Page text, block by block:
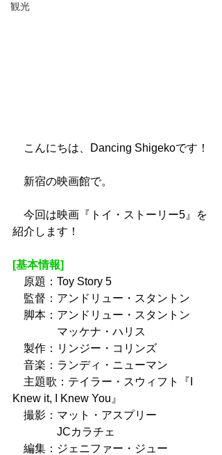
観光
こんにちは、Dancing Shigekoです！
新宿の映画館で。
今回は映画『トイ・ストーリー5』を
紹介します！
[基本情報]
原題：Toy Story 5
監督：アンドリュー・スタントン
脚本：アンドリュー・スタントン
マッケナ・ハリス
製作：リンジー・コリンズ
音楽：ランディ・ニューマン
主題歌：テイラー・スウィフト『I
Knew it, I Knew You』
撮影：マット・アスプリー
JCカラチェ
編集：ジェニファー・ジュー